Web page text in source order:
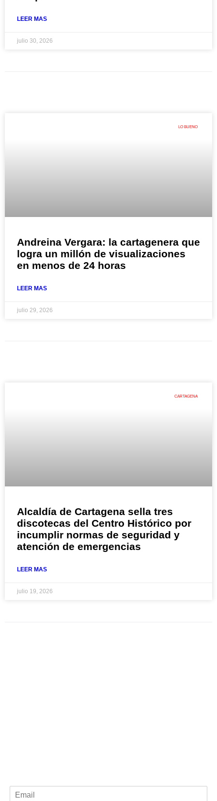
LEER MAS
julio 30, 2026
LO BUENO
Andreina Vergara: la cartagenera que
logra un millón de visualizaciones
en menos de 24 horas
LEER MAS
julio 29, 2026
CARTAGENA
Alcaldía de Cartagena sella tres
discotecas del Centro Histórico por
incumplir normas de seguridad y
atención de emergencias
LEER MAS
julio 19, 2026